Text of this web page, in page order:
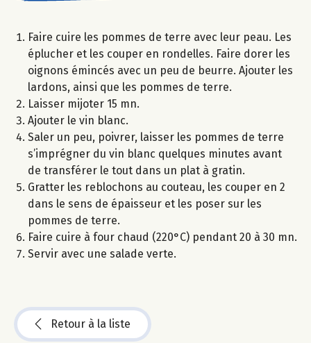
Faire cuire les pommes de terre avec leur peau. Les
éplucher et les couper en rondelles. Faire dorer les
oignons émincés avec un peu de beurre. Ajouter les
lardons, ainsi que les pommes de terre.
Laisser mijoter 15 mn.
Ajouter le vin blanc.
Saler un peu, poivrer, laisser les pommes de terre
s’imprégner du vin blanc quelques minutes avant
de transférer le tout dans un plat à gratin.
Gratter les reblochons au couteau, les couper en 2
dans le sens de épaisseur et les poser sur les
pommes de terre.
Faire cuire à four chaud (220°C) pendant 20 à 30 mn.
Servir avec une salade verte.
Retour à la liste